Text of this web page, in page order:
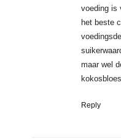
voeding is
het beste
maar wel
Reply